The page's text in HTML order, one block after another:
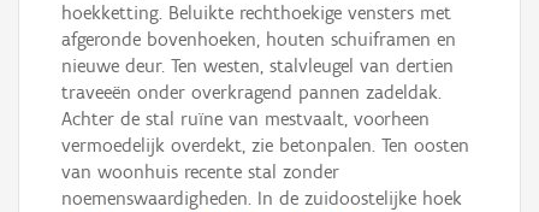
hoekketting. Beluikte rechthoekige vensters met
afgeronde bovenhoeken, houten schuiframen en
nieuwe deur. Ten westen, stalvleugel van dertien
traveeën onder overkragend pannen zadeldak.
Achter de stal ruïne van mestvaalt, voorheen
vermoedelijk overdekt, zie betonpalen. Ten oosten
van woonhuis recente stal zonder
noemenswaardigheden. In de zuidoostelijke hoek